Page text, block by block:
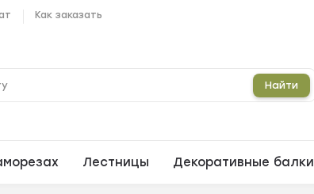
Как заказать
Найти
Лестницы Декоративные балки